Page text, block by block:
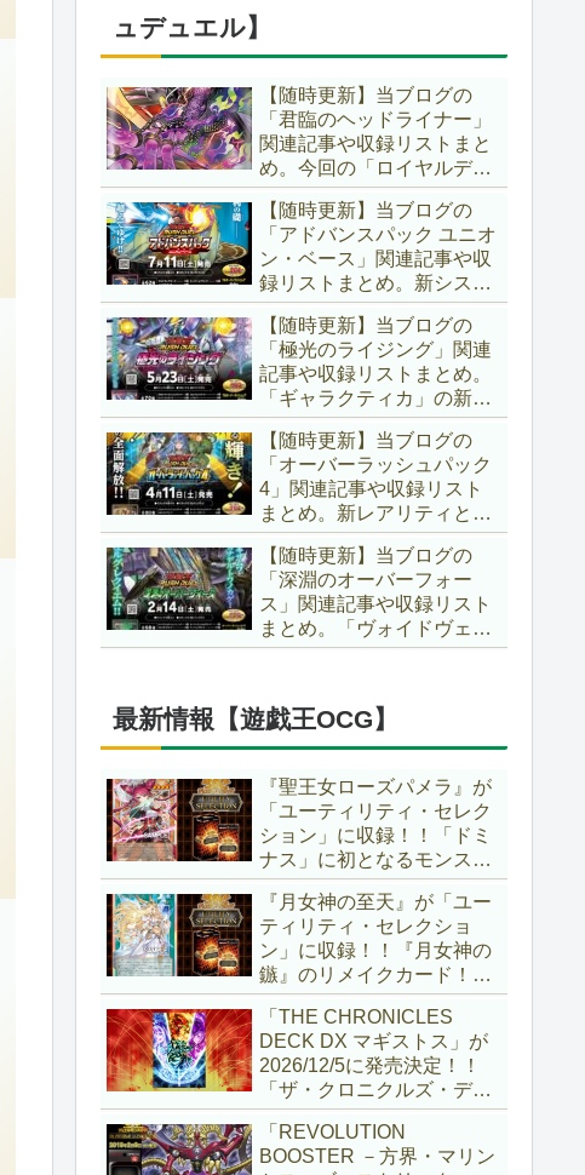
ュデュエル】
【随時更新】当ブログの
「君臨のヘッドライナー」
関連記事や収録リストまと
め。今回の「ロイヤルデモ
ンズ」は相手モンスターを
リリース！！また、新テー
マとして「救惺」、「ヘル
シィ」、「ゴエゴエ」も登
場です！！【遊戯王ラッシ
ュデュエル】
【随時更新】当ブログの
「アドバンスパック ユニオ
ン・ベース」関連記事や収
録リストまとめ。新システ
ム「ユニオンフュージョ
ン」の登場により、ようや
く原作さながらの「ＸＹ
Ｚ」が使用可能となりまし
た！！【遊戯王ラッシュデ
ュエル】
【随時更新】当ブログの
「極光のライジング」関連
記事や収録リストまとめ。
「ギャラクティカ」の新た
なフュージョンモンスター
やイラスト違い、「報道」
の強化に加え、幻竜族の新
テーマ「纏竜」も登場で
す！！【遊戯王ラッシュデ
ュエル】
【随時更新】当ブログの
「オーバーラッシュパック
4」関連記事や収録リスト
まとめ。新レアリティとし
てフルオーバーラッシュレ
ア仕様が初登場！！そし
て、OCGの大人気テーマ
「霊使い」も同時に実装さ
れています！！【遊戯王ラ
【随時更新】当ブログの
「深淵のオーバーフォー
ス」関連記事や収録リスト
まとめ。「ヴォイドヴェル
グ」や「夢中」、「ラ
「コスモス姫」などの人気
テーマ強化に加え、「冥
跡」もテーマ化です！！
【遊戯王ラッシュデュエ
ル】
最新情報【遊戯王OCG】
『聖王女ローズパメラ』が
「ユーティリティ・セレク
ション」に収録！！「ドミ
ナス」に初となるモンスタ
ーが登場！！『聖王の粉
砕』や『列王詩篇』に描か
れていた少女で、実際にこ
の2種を強力にサポートし
ていますね！！【遊戯王
OCG】
『月女神の至天』が「ユー
ティリティ・セレクショ
ン」に収録！！『月女神の
鏃』のリメイクカード！！
選出傾向が読めなくなりま
したが、後攻向けとは言え
無効化範囲の広がった『墓
穴の指名者』はめちゃくち
ゃ強力ですね！？【遊戯王
OCG】
「THE CHRONICLES
DECK DX マギストス」が
2026/12/5に発売決定！！
「ザ・クロニクルズ・デッ
キ」がリニューアル！！第
1弾は「マギストス」と
「エンディミオン」が選出
「REVOLUTION
BOOSTER －方界・マリン